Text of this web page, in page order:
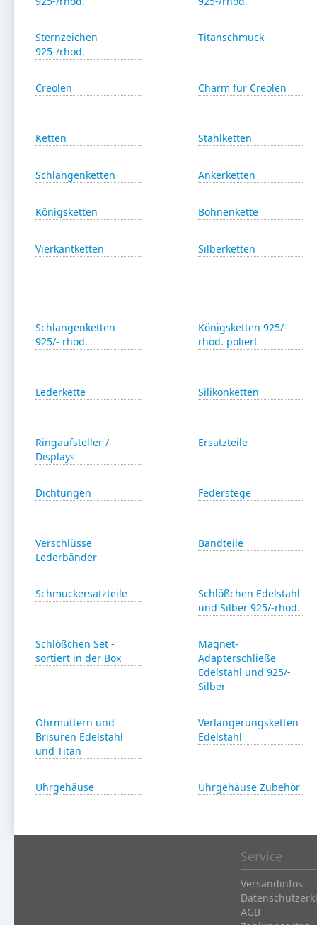
Sternzeichen
925-/rhod.
Titanschmuck
Creolen Charm für Creolen
Ketten Stahlketten
Schlangenketten Ankerketten
Königsketten Bohnenkette
Vierkantketten Silberketten
Schlangenketten
925/- rhod.
Königsketten 925/-
rhod. poliert
Lederkette Silikonketten
Ringaufsteller /
Displays
Ersatzteile
Dichtungen Federstege
Verschlüsse
Lederbänder
Bandteile
Schmuckersatzteile
Schlößchen Edelstahl
und Silber 925/-rhod.
Schlößchen Set -
sortiert in der Box
Magnet-
Adapterschließe
Edelstahl und 925/-
Silber
Ohrmuttern und
Brisuren Edelstahl
und Titan
Verlängerungsketten
Edelstahl
Uhrgehäuse Uhrgehäuse Zubehör
Service
Versandinfos
AGB